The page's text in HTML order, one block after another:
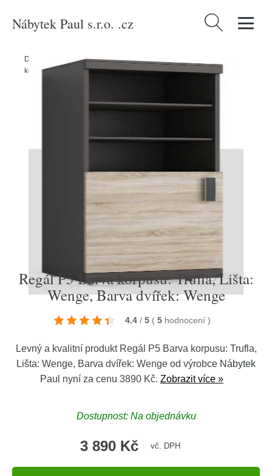
Nábytek Paul s.r.o. .cz Vyhledávání
Domů Produkty/Nábytek do obývacího pokoje
korpusu: Trufla, Lišta: Wenge, Barva dvířek: Wenge
Regál P5 Barva korpusu: Trufla, Lišta:
Wenge, Barva dvířek: Wenge
4.4 / 5 ( 5 hodnocení )
Levný a kvalitní produkt Regál P5 Barva korpusu: Trufla,
Lišta: Wenge, Barva dvířek: Wenge od výrobce Nábytek
Paul nyní za cenu 3890 Kč. Zobrazit více »
Dostupnost: Na objednávku
3 890 Kč vč. DPH